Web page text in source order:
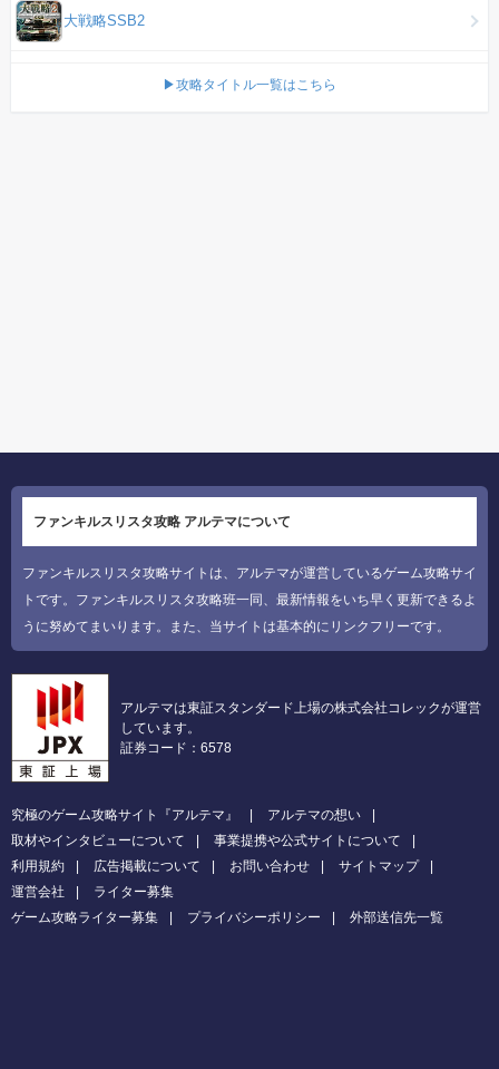
大戦略SSB2
▶攻略タイトル一覧はこちら
ファンキルスリスタ攻略 アルテマについて
ファンキルスリスタ攻略サイトは、アルテマが運営しているゲーム攻略サイ
トです。ファンキルスリスタ攻略班一同、最新情報をいち早く更新できるよ
うに努めてまいります。また、当サイトは基本的にリンクフリーです。
アルテマは東証スタンダード上場の株式会社コレックが運営
しています。
証券コード：6578
究極のゲーム攻略サイト『アルテマ』
アルテマの想い
取材やインタビューについて
事業提携や公式サイトについて
利用規約
広告掲載について お問い合わせ
サイトマップ
運営会社
ライター募集
ゲーム攻略ライター募集
プライバシーポリシー 外部送信先一覧